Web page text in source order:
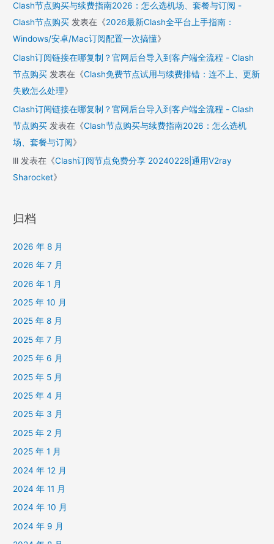
Clash节点购买与续费指南2026：怎么选机场、套餐与订阅 -
Clash节点购买 发表在《2026最新Clash全平台上手指南：
Windows/安卓/Mac订阅配置一次搞懂》
Clash订阅链接在哪复制？官网后台导入到客户端全流程 - Clash
节点购买 发表在《Clash免费节点试用与续费排错：连不上、更新
失败怎么处理》
Clash订阅链接在哪复制？官网后台导入到客户端全流程 - Clash
节点购买 发表在《Clash节点购买与续费指南2026：怎么选机
场、套餐与订阅》
lll 发表在《Clash订阅节点免费分享 20240228|通用V2ray
Sharocket》
归档
2026 年 8 月
2026 年 7 月
2026 年 1 月
2025 年 10 月
2025 年 8 月
2025 年 7 月
2025 年 6 月
2025 年 5 月
2025 年 4 月
2025 年 3 月
2025 年 2 月
2025 年 1 月
2024 年 12 月
2024 年 11 月
2024 年 10 月
2024 年 9 月